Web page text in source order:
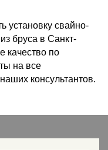
установку свайно-
бруса в Санкт-
качество по
на все
консультантов.